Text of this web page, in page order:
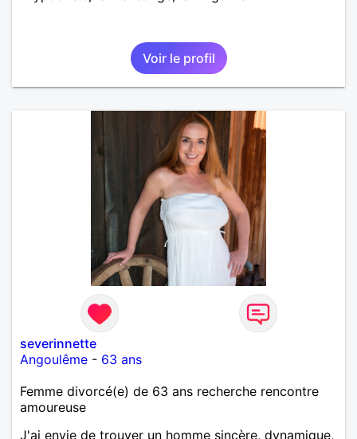
Voir le profil
severinnette
Angoulême - 63 ans
Femme divorcé(e) de 63 ans recherche rencontre
amoureuse
J'ai envie de trouver un homme sincère, dynamique,